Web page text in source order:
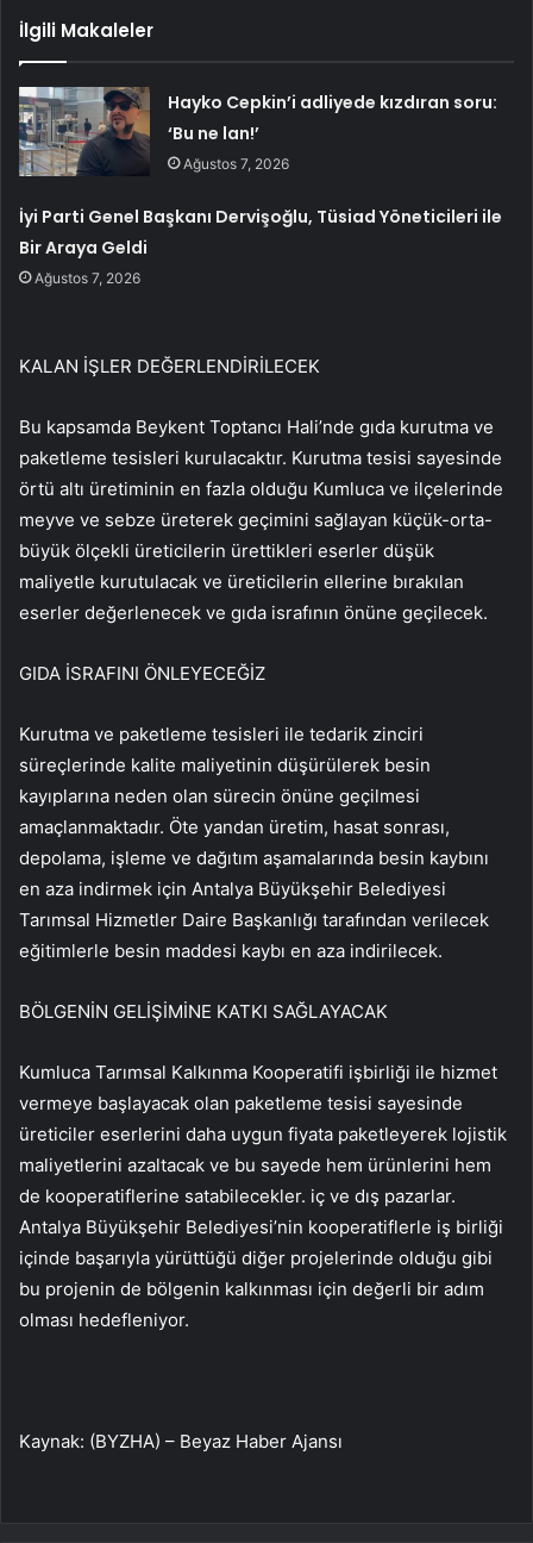
İlgili Makaleler
Hayko Cepkin’i adliyede kızdıran soru:
‘Bu ne lan!’
Ağustos 7, 2026
İyi Parti Genel Başkanı Dervişoğlu, Tüsiad Yöneticileri ile
Bir Araya Geldi
Ağustos 7, 2026
KALAN İŞLER DEĞERLENDİRİLECEK
Bu kapsamda Beykent Toptancı Hali’nde gıda kurutma ve
paketleme tesisleri kurulacaktır. Kurutma tesisi sayesinde
örtü altı üretiminin en fazla olduğu Kumluca ve ilçelerinde
meyve ve sebze üreterek geçimini sağlayan küçük-orta-
büyük ölçekli üreticilerin ürettikleri eserler düşük
maliyetle kurutulacak ve üreticilerin ellerine bırakılan
eserler değerlenecek ve gıda israfının önüne geçilecek.
GIDA İSRAFINI ÖNLEYECEĞİZ
Kurutma ve paketleme tesisleri ile tedarik zinciri
süreçlerinde kalite maliyetinin düşürülerek besin
kayıplarına neden olan sürecin önüne geçilmesi
amaçlanmaktadır. Öte yandan üretim, hasat sonrası,
depolama, işleme ve dağıtım aşamalarında besin kaybını
en aza indirmek için Antalya Büyükşehir Belediyesi
Tarımsal Hizmetler Daire Başkanlığı tarafından verilecek
eğitimlerle besin maddesi kaybı en aza indirilecek.
BÖLGENİN GELİŞİMİNE KATKI SAĞLAYACAK
Kumluca Tarımsal Kalkınma Kooperatifi işbirliği ile hizmet
vermeye başlayacak olan paketleme tesisi sayesinde
üreticiler eserlerini daha uygun fiyata paketleyerek lojistik
maliyetlerini azaltacak ve bu sayede hem ürünlerini hem
de kooperatiflerine satabilecekler. iç ve dış pazarlar.
Antalya Büyükşehir Belediyesi’nin kooperatiflerle iş birliği
içinde başarıyla yürüttüğü diğer projelerinde olduğu gibi
bu projenin de bölgenin kalkınması için değerli bir adım
olması hedefleniyor.
Kaynak: (BYZHA) – Beyaz Haber Ajansı